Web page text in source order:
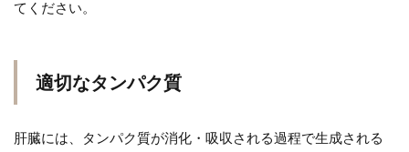
てください。
適切なタンパク質
肝臓には、タンパク質が消化・吸収される過程で生成される